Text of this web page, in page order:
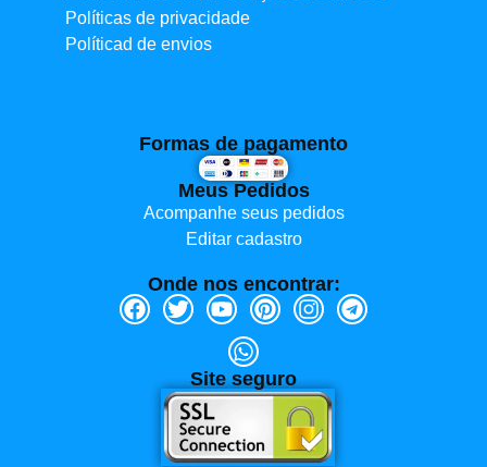
Políticas de privacidade
Políticad de envios
Formas de pagamento
Meus Pedidos
Acompanhe seus pedidos
Editar cadastro
Onde nos encontrar:
Site seguro